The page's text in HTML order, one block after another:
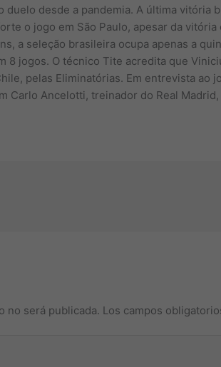
duelo desde a pandemia. A última vitória
o jogo em São Paulo, apesar da
a seleção brasileira ocupa apenas a
8 jogos. O técnico Tite acredita que
pelas Eliminatórias. Em entrevista ao
Carlo Ancelotti, treinador do Real
no será publicada. Los campos